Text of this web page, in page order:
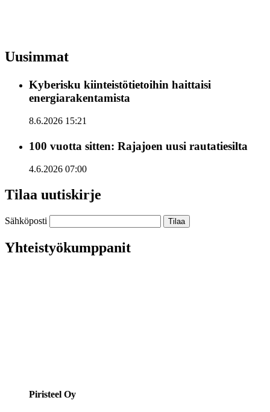
Uusimmat
Kyberisku kiinteistötietoihin haittaisi
energiarakentamista
8.6.2026 15:21
100 vuotta sitten: Rajajoen uusi rautatiesilta
4.6.2026 07:00
Tilaa uutiskirje
Sähköposti
Yhteistyökumppanit
Piristeel Oy